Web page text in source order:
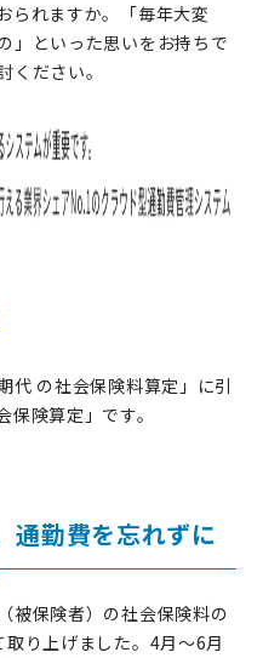
られますか。「毎年大変
」といった思いをお持ちで
ください。
代 の社会保険料算定 」に引
険算定」です。
通勤費を忘れずに
被保険者）の社会保険料の
り上げました。4月～6月